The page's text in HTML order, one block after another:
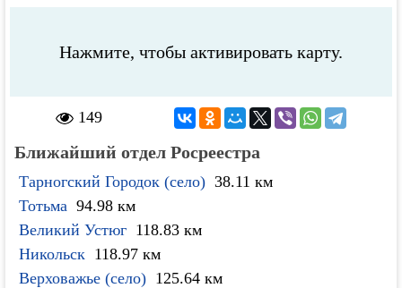
Нажмите, чтобы активировать карту.
149
Ближайший отдел Росреестра
Тарногский Городок (село) 38.11 км
Тотьма 94.98 км
Великий Устюг 118.83 км
Никольск 118.97 км
Верховажье (село) 125.64 км